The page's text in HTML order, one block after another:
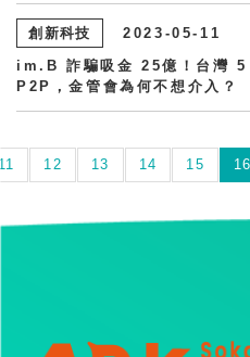
創新科技
2023-05-11
im.B 詐騙吸金 25億！台灣 5
P2P，金管會為何不想介入？
12 13 14 15 16